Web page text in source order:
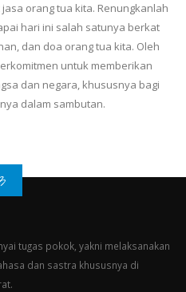
orang tua kita. Renungkanlah
hari ini salah satunya berkat
dan doa orang tua kita. Oleh
untuk memberikan
dan negara, khususnya bagi
dalam sambutan.
tugas pokok, yakni melaksanakan
dan sastra khususnya di